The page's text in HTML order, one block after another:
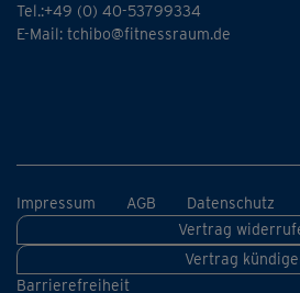
Tel.:+49 (0) 40-53799334
E-Mail: tchibo@fitnessraum.de
Impressum AGB Datenschutz
Vertrag
Vertrag
Barrierefreiheit